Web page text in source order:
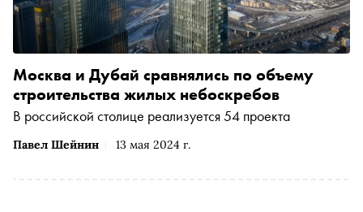
Павел Шейнин 13 мая 2024 г.
Москва и Дубай сравнялись по объему
строительства жилых небоскребов
В российской столице реализуется 54 проекта